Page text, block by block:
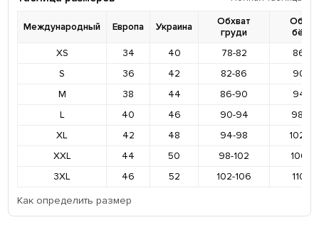
Международный Европа Украина
Обхват
груди
XS
34 40 78-82
86-
S
36 42 82-86
90-
M
38 44 86-90
94-
L
40 46 90-94
98-
XL
42 48 94-98
102-
XXL
44 50 98-102
106-
3XL
46 52 102-106
110-
Как определить размер